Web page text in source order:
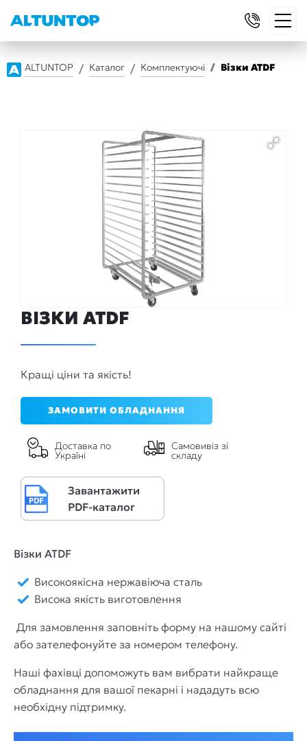
ALTUNTOP Каталог Комплектуючі Візки ATDF
ВІЗКИ ATDF
Кращі ціни та якість!
ЗАМОВИТИ ОБЛАДНАННЯ
Доставка по
Україні
Самовивіз зі
складу
Завантажити
PDF-каталог
Візки ATDF
Високоякісна нержавіюча сталь
Висока якість виготовлення
Для замовлення заповніть форму на нашому сайті
або зателефонуйте за номером телефону.
Наші фахівці допоможуть вам вибрати найкраще
обладнання для вашої пекарні і нададуть всю
необхідну підтримку.